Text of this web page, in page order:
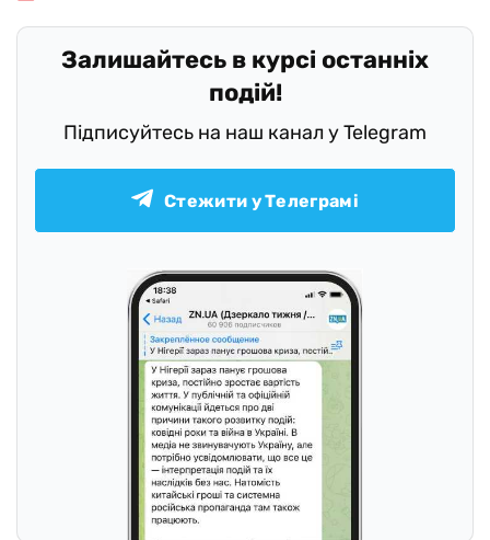
Залишайтесь в курсі останніх
подій!
Підписуйтесь на наш канал у Telegram
Стежити у Телеграмі